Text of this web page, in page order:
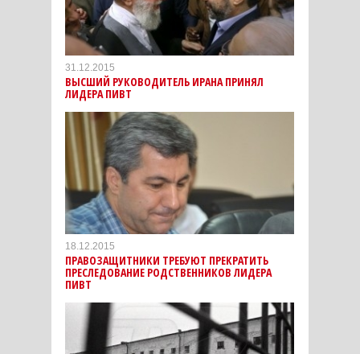
31.12.2015
ВЫСШИЙ РУКОВОДИТЕЛЬ ИРАНА ПРИНЯЛ
ЛИДЕРА ПИВТ
18.12.2015
ПРАВОЗАЩИТНИКИ ТРЕБУЮТ ПРЕКРАТИТЬ
ПРЕСЛЕДОВАНИЕ РОДСТВЕННИКОВ ЛИДЕРА
ПИВТ